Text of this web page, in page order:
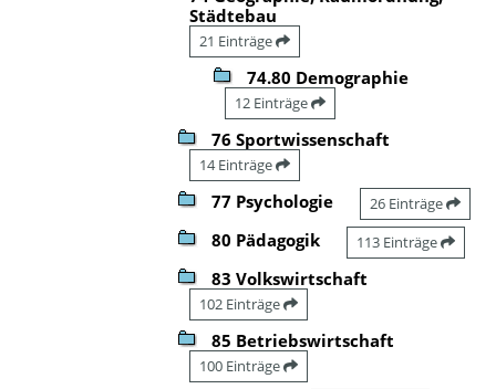
Städtebau
21 Einträge
74.80 Demographie
12 Einträge
76 Sportwissenschaft
14 Einträge
77 Psychologie 26 Einträge
80 Pädagogik 113 Einträge
83 Volkswirtschaft
102 Einträge
85 Betriebswirtschaft
100 Einträge